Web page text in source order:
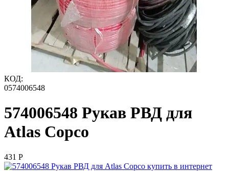
КОД:
0574006548
574006548 Рукав РВД для
Atlas Copco
‍431‍ Р